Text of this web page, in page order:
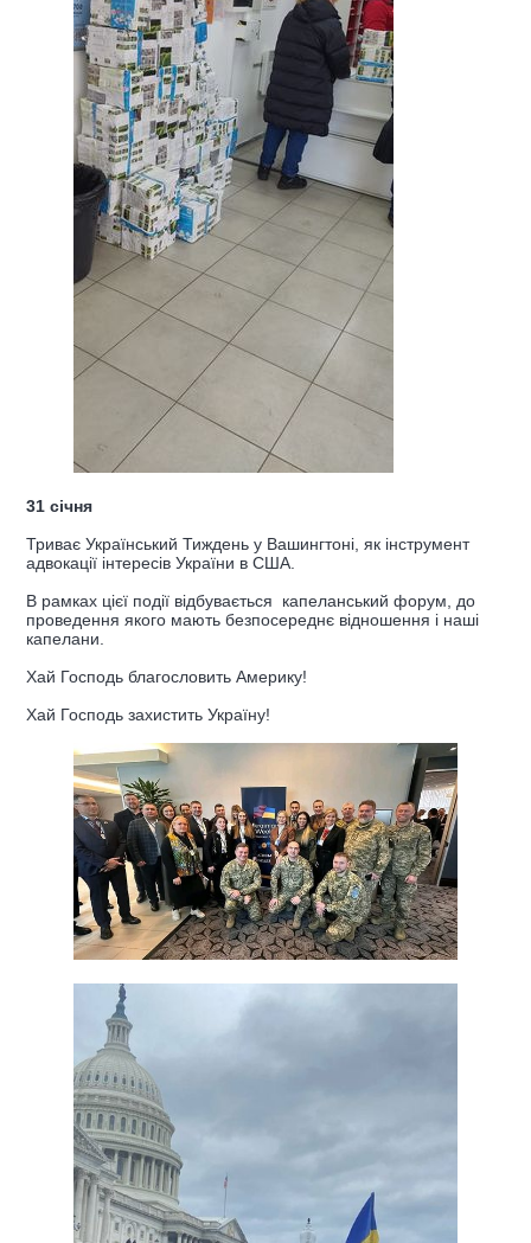
31 січня
Триває Український Тиждень у Вашингтоні, як інструмент
адвокації інтересів України в США.
В рамках цієї події відбувається капеланський форум, до
проведення якого мають безпосереднє відношення і наші
капелани.
Хай Господь благословить Америку!
Хай Господь захистить Україну!